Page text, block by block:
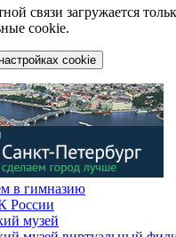
связи загружается
cookie.
cookie